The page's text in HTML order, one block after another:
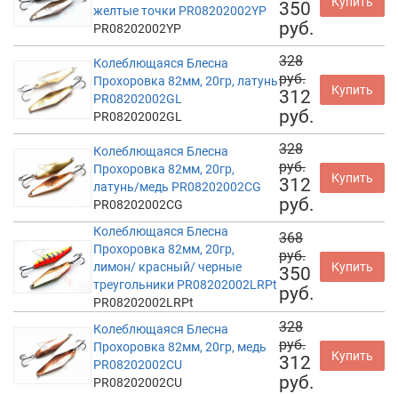
желтые точки PR08202002YP
PR08202002YP
350
руб.
Колеблющаяся Блесна
Прохоровка 82мм, 20гр, латунь
PR08202002GL
PR08202002GL
328
руб.
312
руб.
Купить
Колеблющаяся Блесна
Прохоровка 82мм, 20гр,
латунь/медь PR08202002CG
PR08202002CG
328
руб.
312
руб.
Купить
Колеблющаяся Блесна
Прохоровка 82мм, 20гр,
лимон/ красный/ черные
треугольники PR08202002LRPt
PR08202002LRPt
368
руб.
350
руб.
Купить
Колеблющаяся Блесна
Прохоровка 82мм, 20гр, медь
PR08202002CU
PR08202002CU
328
руб.
312
руб.
Купить